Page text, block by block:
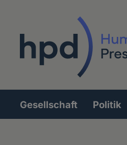
Hauptnavigation
Gesellschaft Politik